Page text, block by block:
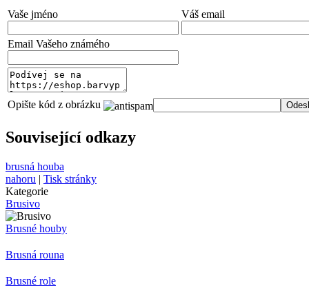
Vaše jméno Váš email
Email Vašeho známého
Opište kód z obrázku
Související odkazy
brusná houba
nahoru | Tisk stránky
Kategorie
Brusivo
Brusné houby
Brusná rouna
Brusné role